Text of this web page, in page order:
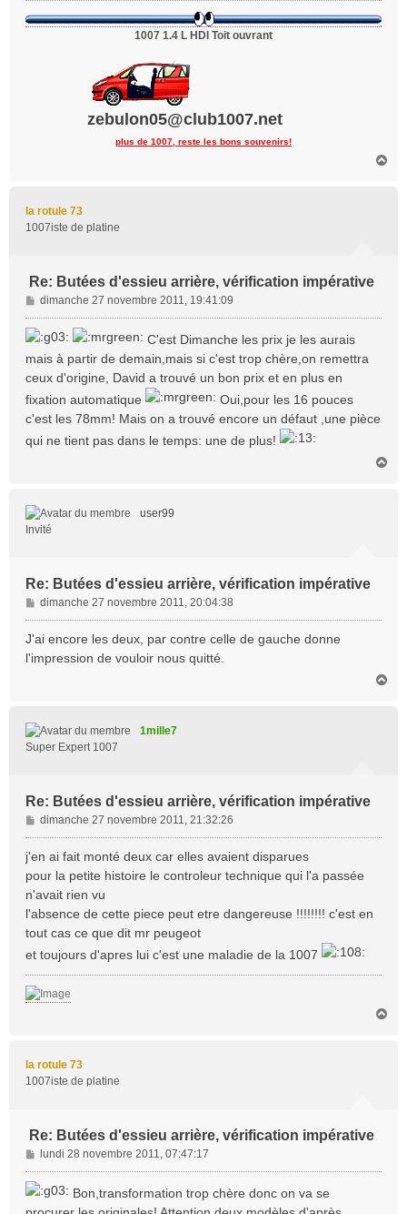
e
1007 1.4 L HDI Toit ouvrant
zebulon05@club1007.net
plus de 1007, reste les bons souvenirs!
la rotule 73
1007iste de platine
Re: Butées d'essieu arrière, vérification impérative
M
e
s
a
g
e
dimanche 27 novembre 2011, 19:41:09
C'est Dimanche les prix je les aurais
mais à partir de demain,mais si c'est trop chère,on remettra
ceux d'origine, David a trouvé un bon prix et en plus en
fixation automatique
Oui,pour les 16 pouces
c'est les 78mm! Mais on a trouvé encore un défaut ,une pièce
qui ne tient pas dans le temps: une de plus!
user99
Invité
Re: Butées d'essieu arrière, vérification impérative
M
e
s
dimanche 27 novembre 2011, 20:04:38
J'ai encore les deux, par contre celle de gauche donne
l'impression de vouloir nous quitté.
1mille7
Super Expert 1007
Re: Butées d'essieu arrière, vérification impérative
M
e
s
g
e
dimanche 27 novembre 2011, 21:32:26
j'en ai fait monté deux car elles avaient disparues
pour la petite histoire le controleur technique qui l'a passée
n'avait rien vu
l'absence de cette piece peut etre dangereuse !!!!!!!! c'est en
tout cas ce que dit mr peugeot
et toujours d'apres lui c'est une maladie de la 1007
la rotule 73
1007iste de platine
Re: Butées d'essieu arrière, vérification impérative
M
e
s
lundi 28 novembre 2011, 07:47:17
Bon,transformation trop chère donc on va se